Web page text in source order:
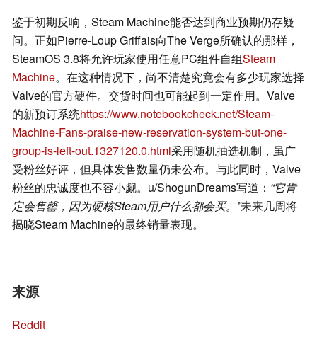
鉴于初期反响，Steam Machine能否达到商业预期仍存疑
问。正如Pierre-Loup Griffais向The Verge所确认的那样，
SteamOS 3.8将允许玩家使用任意PC组件自组Steam
Machine。在这种情况下，尚不清楚究竟会有多少玩家选择
Valve的官方硬件。交货时间也可能起到一定作用。Valve
的新预订系统https://www.notebookcheck.net/Steam-
Machine-Fans-praise-new-reservation-system-but-one-
group-is-left-out.1327120.0.html采用随机抽选机制，虽广
受粉丝好评，但具体发售数量仍未公布。与此同时，Valve
粉丝的忠诚度也不容小觑。u/ShogunDreams写道： “它肯
定会售罄，因为硬核Steam用户什么都会买。”未来几周将
揭晓Steam Machine的最终销量表现。
来源
Reddit